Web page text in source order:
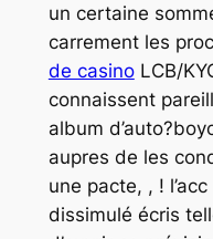
un certaine
carrement les
de casinoLCB/
connaissent
album
aupres de les
une pacte, , !
dissimulé écris